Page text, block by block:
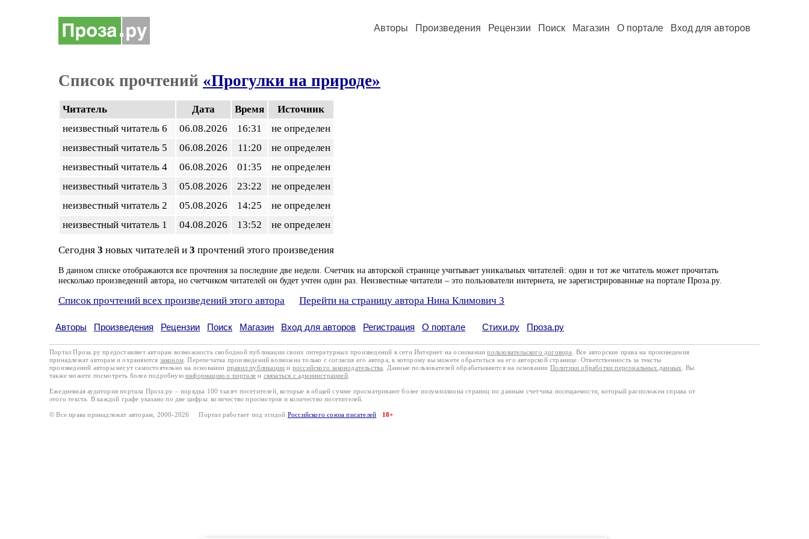
Авторы Произведения Рецензии Поиск Магазин О портале Вход для авторов
Список прочтений «Прогулки на природе»
Читатель Дата Время
Источник
неизвестный читатель 6
06.08.2026 16:31
не определен
неизвестный читатель 5
06.08.2026 11:20
не определен
неизвестный читатель 4
06.08.2026 01:35
не определен
неизвестный читатель 3
05.08.2026 23:22
не определен
неизвестный читатель 2
05.08.2026 14:25
не определен
неизвестный читатель 1
04.08.2026 13:52 не определен
Сегодня 3 новых читателей и 3 прочтений этого произведения
В данном списке отображаются все прочтения за последние две недели. Счетчик на авторской странице учитывает уникальных читателей: один и тот же читатель может прочитать
несколько произведений автора, но счетчиком читателей он будет учтен один раз. Неизвестные читатели – это пользователи интернета, не зарегистрированные на портале Проза.ру.
Список прочтений всех произведений этого автора Перейти на страницу автора Нина Климович 3
Авторы Произведения Рецензии Поиск Магазин Вход для авторов Регистрация О портале Стихи.ру Проза.ру
Портал Проза.ру предоставляет авторам возможность свободной публикации своих литературных произведений в сети Интернет на основаниипользовательского договора
. Все авторские права на произведения
принадлежат авторам и охраняются законом . Перепечатка произведений возможна только с согласия его автора, к которому вы можете обратиться на его авторской странице. Ответственность за тексты
произведений авторы несут самостоятельно на основании правил публикации и российского законодательства . Данные пользователей обрабатываются на основании Политики обработки персональных данных
. Вы
также можете посмотреть более подробную информацию о портале и связаться с администрацией.
Ежедневная аудитория портала Проза.ру – порядка 100 тысяч посетителей, которые в общей сумме просматривают более полумиллиона страниц по данным счетчика посещаемости, который расположен справа от
этого текста. В каждой графе указано по две цифры: количество просмотров и количество посетителей.
© Все права принадлежат авторам, 2000-2026 Портал работает под эгидой Российского союза писателей 18+